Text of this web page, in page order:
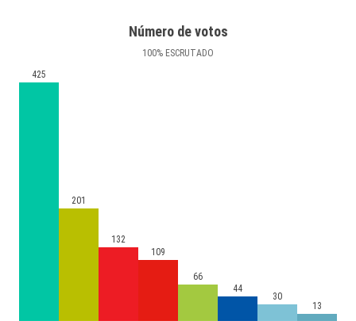
Número de votos
100% ESCRUTADO
425
201
132
109
66
44
30
13